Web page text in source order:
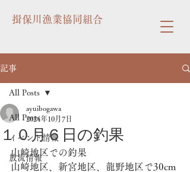
揖保川漁業協同組合
記事
All Posts
イベント情報
放流情報
All Posts
１０月６日の釣果
ayuibogawa
2024年10月7日
山崎地区での釣果
山崎地区、新宮地区、龍野地区で30cm